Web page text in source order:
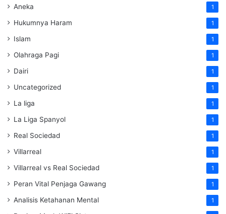
Aneka 1
Hukumnya Haram 1
Islam 1
Olahraga Pagi 1
Dairi 1
Uncategorized 1
La liga 1
La Liga Spanyol 1
Real Sociedad 1
Villarreal 1
Villarreal vs Real Sociedad 1
Peran Vital Penjaga Gawang 1
Analisis Ketahanan Mental 1